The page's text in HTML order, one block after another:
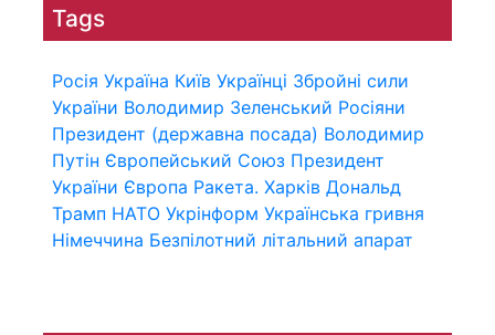
Tags
Росія Україна Київ Українці Збройні сили
України Володимир Зеленський Росіяни
Президент (державна посада) Володимир
Путін Європейський Союз Президент
України Європа Ракета. Харків Дональд
Трамп НАТО Укрінформ Українська гривня
Німеччина Безпілотний літальний апарат